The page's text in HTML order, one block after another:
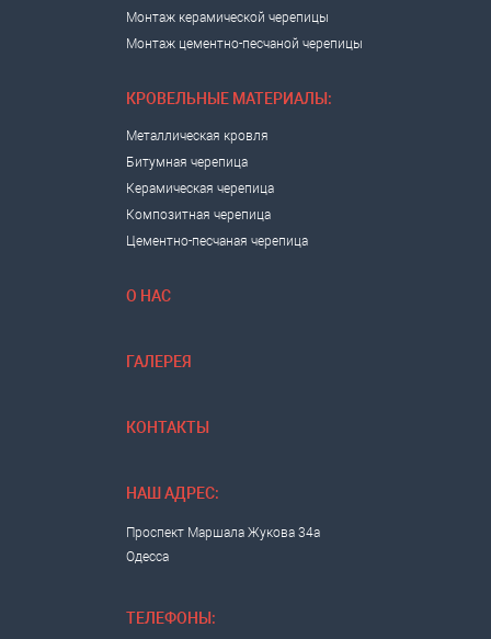
Монтаж керамической черепицы
Монтаж цементно-песчаной черепицы
КРОВЕЛЬНЫЕ МАТЕРИАЛЫ:
Металлическая кровля
Битумная черепица
Керамическая черепица
Композитная черепица
Цементно-песчаная черепица
О НАС
ГАЛЕРЕЯ
КОНТАКТЫ
НАШ АДРЕС:
Проспект Маршала Жукова 34а
Одесса
ТЕЛЕФОНЫ: